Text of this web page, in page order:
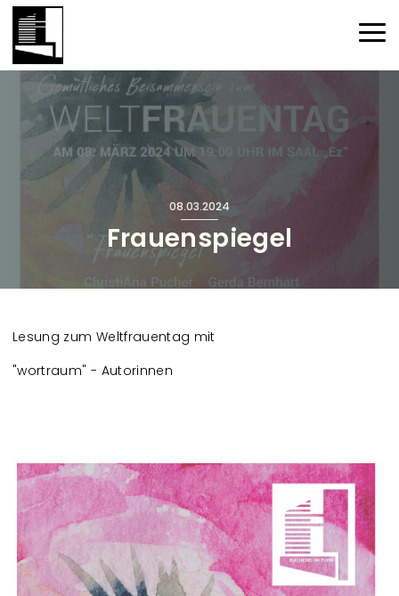
08.03.2024
Frauenspiegel
Lesung zum Weltfrauentag mit
"wortraum" - Autorinnen